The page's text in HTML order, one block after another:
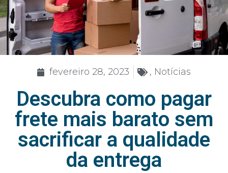
fevereiro 28, 2023 , Notícias
Descubra como pagar
frete mais barato sem
sacrificar a qualidade
da entrega